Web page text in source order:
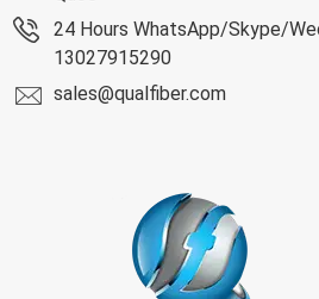
24 Hours WhatsApp/Skype/
13027915290
sales@qualfiber.com